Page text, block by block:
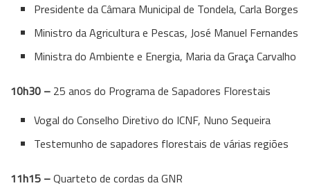
Presidente da Câmara Municipal de Tondela, Carla Borges
Ministro da Agricultura e Pescas, José Manuel Fernandes
Ministra do Ambiente e Energia, Maria da Graça Carvalho
10h30 – 25 anos do Programa de Sapadores Florestais
Vogal do Conselho Diretivo do ICNF, Nuno Sequeira
Testemunho de sapadores florestais de várias regiões
11h15 –Quarteto de cordas da GNR